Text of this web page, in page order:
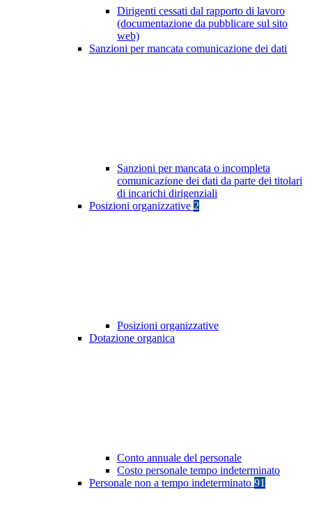
Dirigenti cessati dal rapporto di lavoro
(documentazione da pubblicare sul sito
web)
Sanzioni per mancata comunicazione dei dati
Sanzioni per mancata o incompleta
comunicazione dei dati da parte dei titolari
di incarichi dirigenziali
Posizioni organizzative 2
Posizioni organizzative
Dotazione organica
Conto annuale del personale
Costo personale tempo indeterminato
Personale non a tempo indeterminato 91